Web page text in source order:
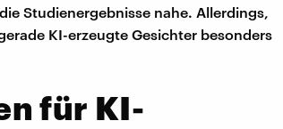
Studienergebnisse nahe. Allerdings,
KI-erzeugte Gesichter besonders
für KI-